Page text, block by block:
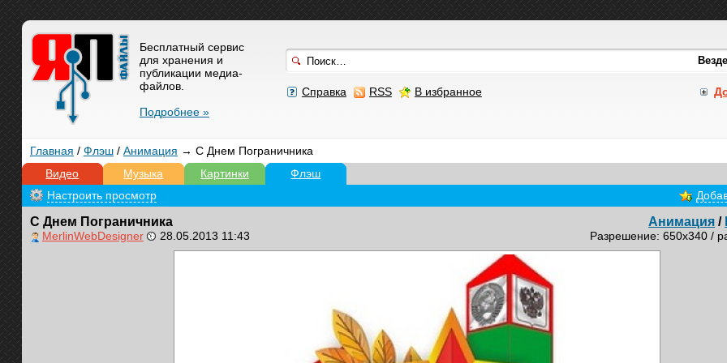
Справка RSS В избранное
Бесплатный сервис
для хранения и
публикации медиа-
файлов.
Подробнее »
Главная / Флэш/ Анимация → С Днем Пограничника
Видео
Музыка Картинки Флэш
Настроить просмотр
С Днем Пограничника
MerlinWebDesigner 28.05.2013 11:43
Анимация /
Разрешение: 650x340 /